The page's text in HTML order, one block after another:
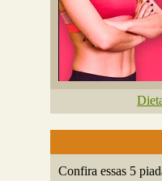
Confira essas 5